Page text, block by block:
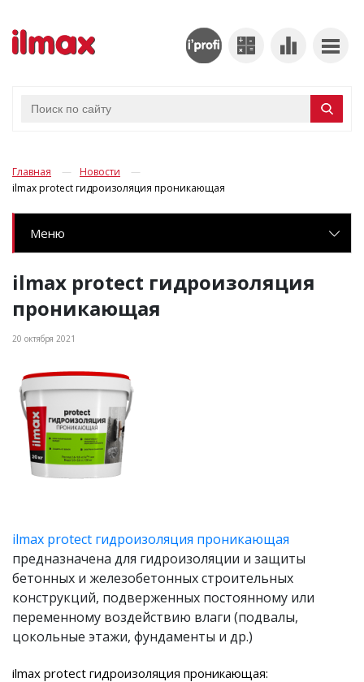
Главная
Новости
ilmax protect гидроизоляция проникающая
Меню
ilmax protect гидроизоляция
проникающая
20 октября 2021
ilmax protect гидроизоляция проникающая
предназначена для гидроизоляции и защиты
бетонных и железобетонных строительных
конструкций, подверженных постоянному или
переменному воздействию влаги (подвалы,
цокольные этажи, фундаменты и др.)
ilmax protect гидроизоляция проникающая: